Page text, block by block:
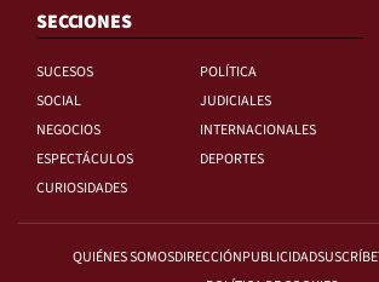
SECCIONES
SUCESOS
POLÍTICA
SOCIAL
JUDICIALES
NEGOCIOS
INTERNACIONALES
ESPECTÁCULOS
DEPORTES
CURIOSIDADES
QUIÉNES SOMOSDIRECCIÓNPUBLICIDAD